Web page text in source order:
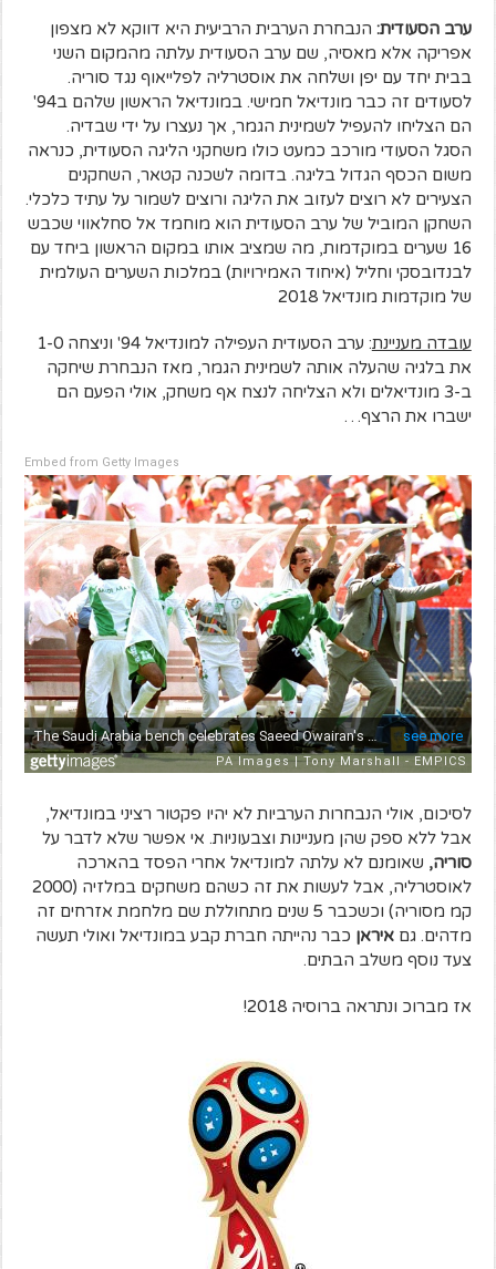
ערב הסעודית: הנבחרת הערבית הרביעית היא דווקא לא מצפון
אפריקה אלא מאסיה, שם ערב הסעודית עלתה מהמקום השני
בבית יחד עם יפן ושלחה את אוסטרליה לפלייאוף נגד סוריה.
לסעודים זה כבר מונדיאל חמישי. במונדיאל הראשון שלהם ב94'
הם הצליחו להעפיל לשמינית הגמר, אך נעצרו על ידי שבדיה.
הסגל הסעודי מורכב כמעט כולו משחקני הליגה הסעודית, כנראה
משום הכסף הגדול בליגה. בדומה לשכנה קטאר, השחקנים
הצעירים לא רוצים לעזוב את הליגה ורוצים לשמור על עתיד כלכלי.
השחקן המוביל של ערב הסעודית הוא מוחמד אל סחלאווי שכבש
16 שערים במוקדמות, מה שמציב אותו במקום הראשון ביחד עם
לבנדובסקי וחליל (איחוד האמירויות) במלכות השערים העולמית
של מוקדמות מונדיאל 2018
עובדה מעניינת
: ערב הסעודית העפילה למונדיאל 94' וניצחה 1-0
את בלגיה שהעלה אותה לשמינית הגמר, מאז הנבחרת שיחקה
ב-3 מונדיאלים ולא הצליחה לנצח אף משחק, אולי הפעם הם
ישברו את הרצף…
Embed from Getty Images
לסיכום, אולי הנבחרות הערביות לא יהיו פקטור רציני במונדיאל,
אבל ללא ספק שהן מעניינות וצבעוניות. אי אפשר שלא לדבר על
סוריה, שאומנם לא עלתה למונדיאל אחרי הפסד בהארכה
לאוסטרליה, אבל לעשות את זה כשהם משחקים במלזיה (2000
קמ מסוריה) וכשכבר 5 שנים מתחוללת שם מלחמת אזרחים זה
מדהים. גםאיראן כבר נהייתה חברת קבע במונדיאל ואולי תעשה
צעד נוסף משלב הבתים.
אז מברוכ ונתראה ברוסיה 2018!